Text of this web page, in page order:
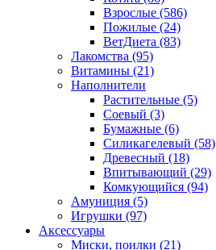
Взрослые (586)
Пожилые (24)
ВетДиета (83)
Лакомства (95)
Витамины (21)
Наполнители
Растительные (5)
Соевый (3)
Бумажные (6)
Силикагелевый (58)
Древесный (18)
Впитывающий (29)
Комкующийся (94)
Амуниция (5)
Игрушки (97)
Аксессуары
Миски, поилки (21)